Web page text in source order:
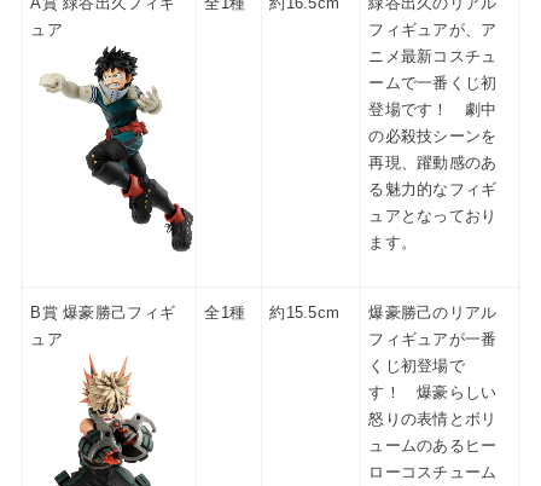
A賞 緑谷出久フィギ
ュア
全1種 約16.5cm
緑谷出久のリアル
フィギュアが、ア
ニメ最新コスチュ
ームで一番くじ初
登場です！ 劇中
の必殺技シーンを
再現、躍動感のあ
る魅力的なフィギ
ュアとなっており
ます。
B賞 爆豪勝己フィギ
ュア
全1種 約15.5cm
爆豪勝己のリアル
フィギュアが一番
くじ初登場で
す！ 爆豪らしい
怒りの表情とボリ
ュームのあるヒー
ローコスチューム